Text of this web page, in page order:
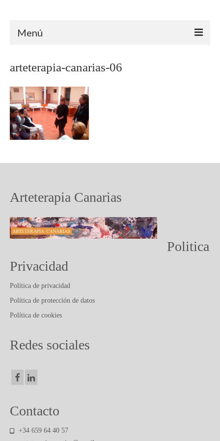
Menú
ÁMBITO CLÍNICO
ÁMBITO EDUCATIVO
ÁMBITO SOCIAL
PROYECTOS
PUBLICACIONES Y ARTICULOS
CONTACTO
arteterapia-canarias-06
Arteterapia Canarias
Politica
Privacidad
Política de privacidad
Política de protección de datos
Política de cookies
Redes sociales
Contacto
+34 659 64 40 57